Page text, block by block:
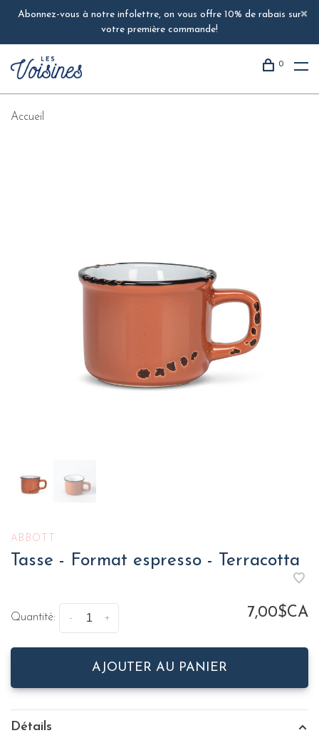
Abonnez-vous à notre infolettre, on vous offre 10% de rabais sur
votre première commande!
0
Accueil
ABBOTT
Tasse - Format espresso - Terracotta
Quantité: +
- 7,00$CA
AJOUTER AU PANIER
Détails